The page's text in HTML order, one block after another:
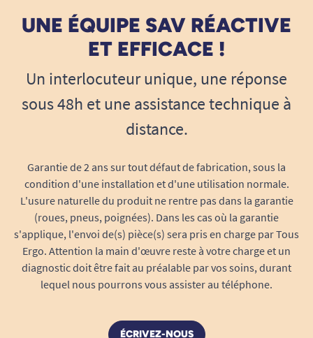
UNE ÉQUIPE SAV RÉACTIVE
ET EFFICACE !
Un interlocuteur unique, une réponse
sous 48h et une assistance technique à
distance.
Garantie de 2 ans sur tout défaut de fabrication, sous la
condition d'une installation et d'une utilisation normale.
L'usure naturelle du produit ne rentre pas dans la garantie
(roues, pneus, poignées). Dans les cas où la garantie
s'applique, l'envoi de(s) pièce(s) sera pris en charge par Tous
Ergo. Attention la main d'œuvre reste à votre charge et un
diagnostic doit être fait au préalable par vos soins, durant
lequel nous pourrons vous assister au téléphone.
ÉCRIVEZ-NOUS